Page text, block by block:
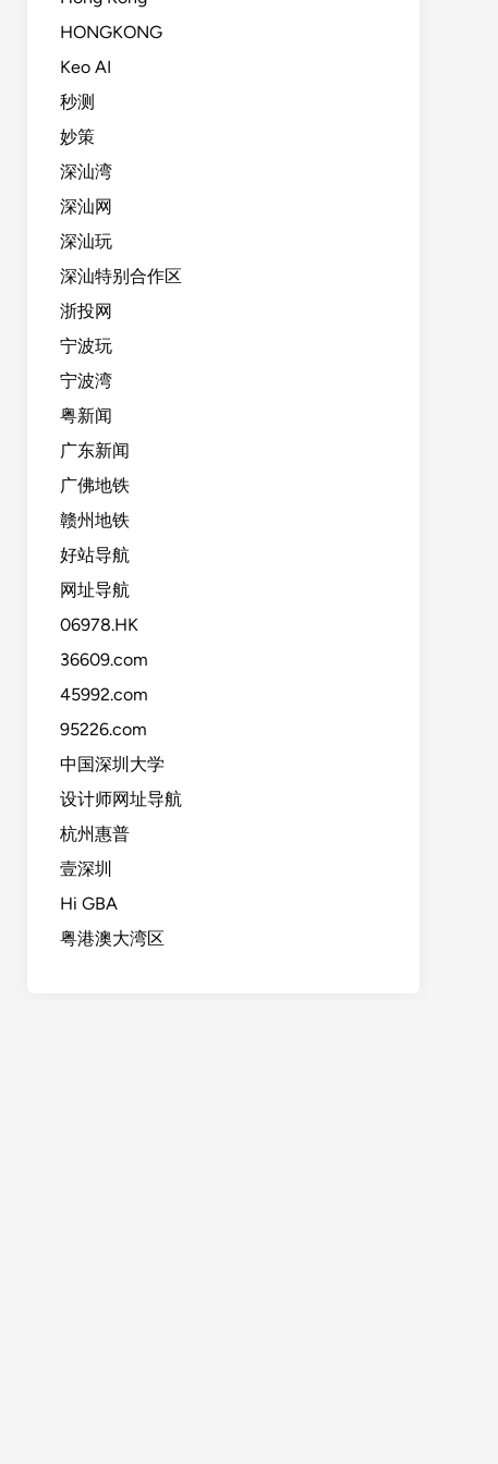
HONGKONG
Keo AI
秒测
妙策
深汕湾
深汕网
深汕玩
深汕特别合作区
浙投网
宁波玩
宁波湾
粤新闻
广东新闻
广佛地铁
赣州地铁
好站导航
网址导航
06978.HK
36609.com
45992.com
95226.com
中国深圳大学
设计师网址导航
杭州惠普
壹深圳
Hi GBA
粤港澳大湾区